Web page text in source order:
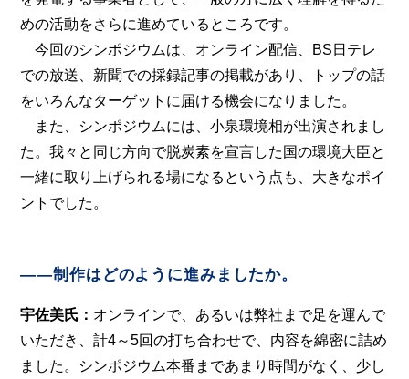
めの活動をさらに進めているところです。
今回のシンポジウムは、オンライン配信、BS日テレ
での放送、新聞での採録記事の掲載があり、トップの話
をいろんなターゲットに届ける機会になりました。
また、シンポジウムには、小泉環境相が出演されまし
た。我々と同じ方向で脱炭素を宣言した国の環境大臣と
一緒に取り上げられる場になるという点も、大きなポイ
ントでした。
――制作はどのように進みましたか。
宇佐美氏： オンラインで、あるいは弊社まで足を運んで
いただき、計4～5回の打ち合わせで、内容を綿密に詰め
ました。シンポジウム本番まであまり時間がなく、少し